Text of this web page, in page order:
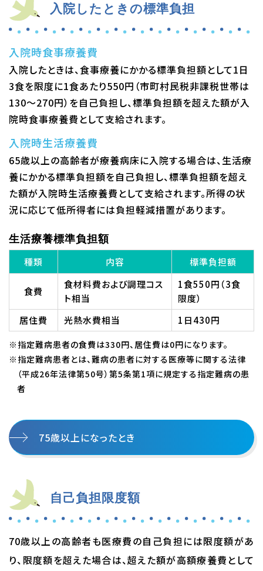
入院したときの標準負担
入院時食事療養費
入院したときは、食事療養にかかる標準負担額として1日
3食を限度に1食あたり550円（市町村民税非課税世帯は
130～270円）を自己負担し、標準負担額を超えた額が入
院時食事療養費として支給されます。
入院時生活療養費
65歳以上の高齢者が療養病床に入院する場合は、生活療
養にかかる標準負担額を自己負担し、標準負担額を超え
た額が入院時生活療養費として支給されます。所得の状
況に応じて低所得者には負担軽減措置があります。
生活療養標準負担額
種類 内容 標準負担額
食費
食材料費および調理コス
ト相当
1食550円（3食
限度）
居住費
光熱水費相当 1日430円
※指定難病患者の食費は330円、居住費は0円になります。
※指定難病患者とは、難病の患者に対する医療等に関する法律
（平成26年法律第50号）第5条第1項に規定する指定難病の患
者
75歳以上になったとき
自己負担限度額
70歳以上の高齢者も医療費の自己負担には限度額があ
り、限度額を超えた場合は、超えた額が高額療養費として